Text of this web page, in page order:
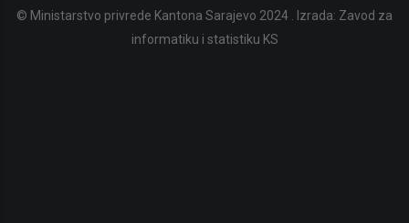
© Ministarstvo privrede Kantona Sarajevo 2024 . Izrada: Zavod za
informatiku i statistiku KS